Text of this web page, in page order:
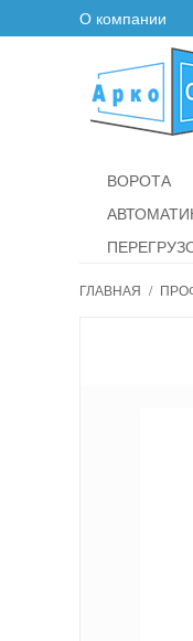
О компании
ВОРОТА
ГЛАВНАЯ /